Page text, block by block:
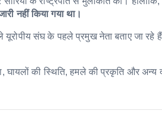
नहीं किया गया था।
यूरोपीय संघ के पहले प्रमुख नेता बताए जा रहे
घायलों की स्थिति, हमले की प्रकृति और अन्य